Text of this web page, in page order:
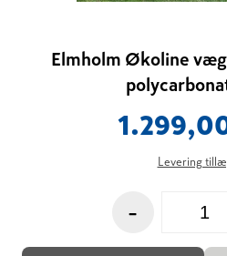
Elmholm Økoline
Levering
-